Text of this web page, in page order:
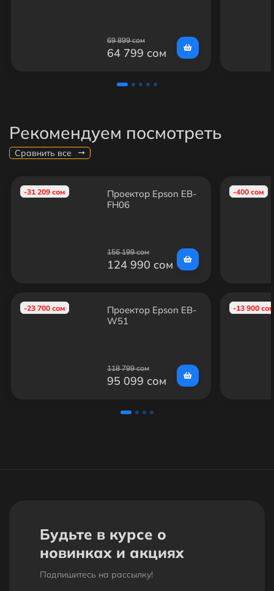
69 899 сом
64 799 сом
Рекомендуем посмотреть
Сравнить все
-31 209 сом
Проектор Epson EB-
FH06
156 199 сом
124 990 сом
-23 700 сом
Проектор Epson EB-
W51
118 799 сом
95 099 сом
-400 сом
-13 900 сом
Будьте в курсе о
новинках и акциях
Подпишитесь на рассылкy!